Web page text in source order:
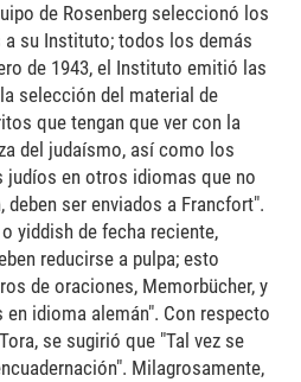
de Rosenberg seleccionó los
a su Instituto; todos los demás
de 1943, el Instituto emitió las
selección del material de
que tengan que ver con la
del judaísmo, así como los
judíos en otros idiomas que no
deben ser enviados a Francfort".
yiddish de fecha reciente,
reducirse a pulpa; esto
de oraciones, Memorbücher, y
idioma alemán". Con respecto
se sugirió que "Tal vez se
Milagrosamente,